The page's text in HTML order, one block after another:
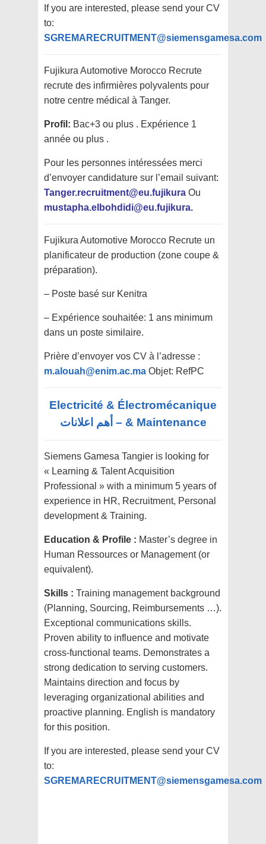
If you are interested, please send your CV
to:
SGREMARECRUITMENT@siemensgamesa.com
Fujikura Automotive Morocco Recrute
recrute des infirmières polyvalents pour
notre centre médical à Tanger.
Profil: Bac+3 ou plus . Expérience 1
année ou plus .
Pour les personnes intéressées merci
d’envoyer candidature sur l’email suivant:
Tanger.recruitment@eu.fujikura Ou
mustapha.elbohdidi@eu.fujikura.
Fujikura Automotive Morocco Recrute un
planificateur de production (zone coupe &
préparation).
– Poste basé sur Kenitra
– Expérience souhaitée: 1 ans minimum
dans un poste similaire.
Prière d’envoyer vos CV à l’adresse :
m.alouah@enim.ac.ma Objet: RefPC
Electricité & Électromécanique
& Maintenance – أهم اعلانات
Siemens Gamesa Tangier is looking for
« Learning & Talent Acquisition
Professional » with a minimum 5 years of
experience in HR, Recruitment, Personal
development & Training.
Education & Profile : Master’s degree in
Human Ressources or Management (or
equivalent).
Skills : Training management background
(Planning, Sourcing, Reimbursements …).
Exceptional communications skills.
Proven ability to influence and motivate
cross-functional teams. Demonstrates a
strong dedication to serving customers.
Maintains direction and focus by
leveraging organizational abilities and
proactive planning. English is mandatory
for this position.
If you are interested, please send your CV
to:
SGREMARECRUITMENT@siemensgamesa.com